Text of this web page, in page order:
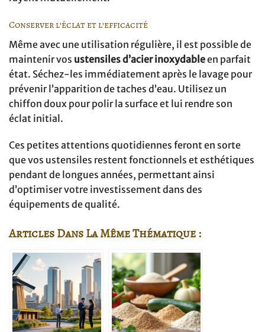
Conserver l’éclat et l’efficacité
Même avec une utilisation régulière, il est possible de
maintenir vos ustensiles d’acier inoxydableen parfait
état. Séchez-les immédiatement après le lavage pour
prévenir l’apparition de taches d’eau. Utilisez un
chiffon doux pour polir la surface et lui rendre son
éclat initial.
Ces petites attentions quotidiennes feront en sorte
que vos ustensiles restent fonctionnels et esthétiques
pendant de longues années, permettant ainsi
d’optimiser votre investissement dans des
équipements de qualité.
Articles Dans La Même Thématique :